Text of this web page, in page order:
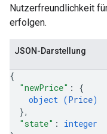
Nutzerfreundlichkeit
erfolgen.
JSON-Darstellung
{
"newPrice" : {
object (Price)
},
"state" : integer